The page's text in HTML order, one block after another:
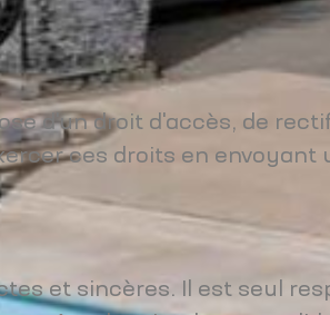
d'un droit d'accès, de
ces droits en envoyant
et sincères. Il est seul